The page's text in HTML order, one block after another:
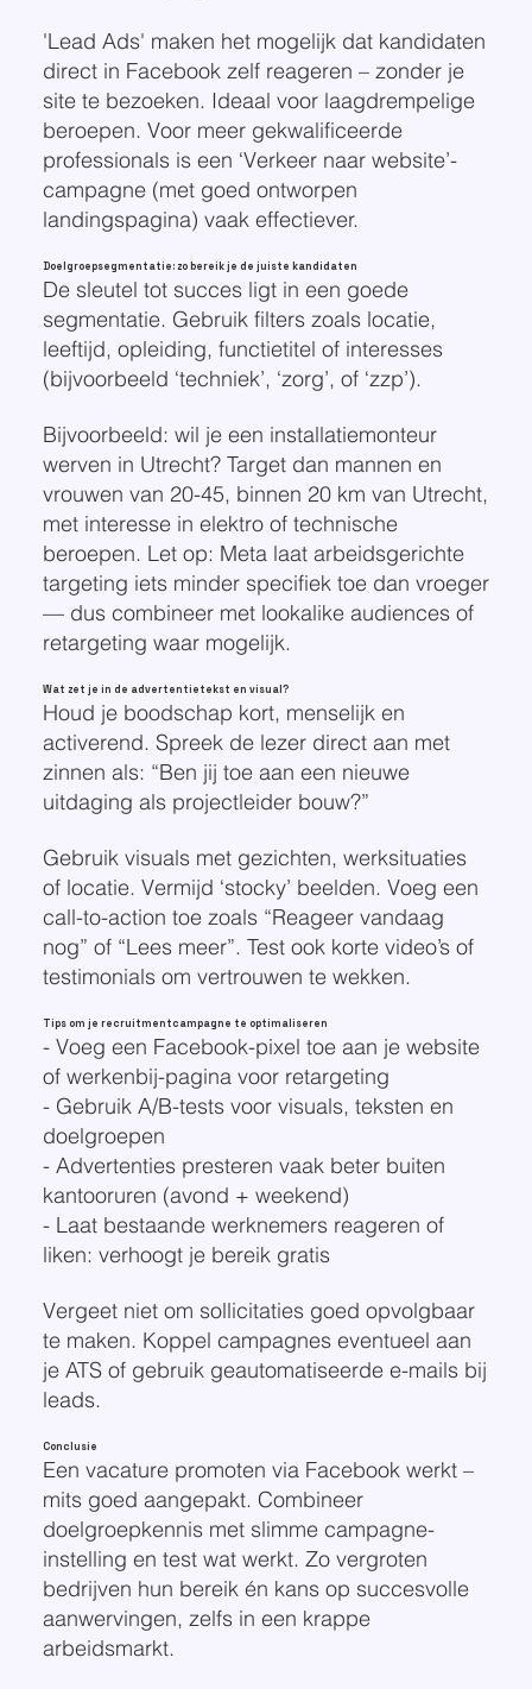
'Lead Ads' maken het mogelijk dat kandidaten
direct in Facebook zelf reageren – zonder je
site te bezoeken. Ideaal voor laagdrempelige
beroepen. Voor meer gekwalificeerde
professionals is een ‘Verkeer naar website’-
campagne (met goed ontworpen
landingspagina) vaak effectiever.
Doelgroepsegmentatie: zo bereik je de juiste kandidaten
De sleutel tot succes ligt in een goede
segmentatie. Gebruik filters zoals locatie,
leeftijd, opleiding, functietitel of interesses
(bijvoorbeeld ‘techniek’, ‘zorg’, of ‘zzp’).
Bijvoorbeeld: wil je een installatiemonteur
werven in Utrecht? Target dan mannen en
vrouwen van 20-45, binnen 20 km van Utrecht,
met interesse in elektro of technische
beroepen. Let op: Meta laat arbeidsgerichte
targeting iets minder specifiek toe dan vroeger
— dus combineer met lookalike audiences of
retargeting waar mogelijk.
Wat zet je in de advertentietekst en visual?
Houd je boodschap kort, menselijk en
activerend. Spreek de lezer direct aan met
zinnen als: “Ben jij toe aan een nieuwe
uitdaging als projectleider bouw?”
Gebruik visuals met gezichten, werksituaties
of locatie. Vermijd ‘stocky’ beelden. Voeg een
call-to-action toe zoals “Reageer vandaag
nog” of “Lees meer”. Test ook korte video’s of
testimonials om vertrouwen te wekken.
Tips om je recruitmentcampagne te optimaliseren
- Voeg een Facebook-pixel toe aan je website
of werkenbij-pagina voor retargeting
- Gebruik A/B-tests voor visuals, teksten en
doelgroepen
- Advertenties presteren vaak beter buiten
kantooruren (avond + weekend)
- Laat bestaande werknemers reageren of
liken: verhoogt je bereik gratis
Vergeet niet om sollicitaties goed opvolgbaar
te maken. Koppel campagnes eventueel aan
je ATS of gebruik geautomatiseerde e-mails bij
leads.
Conclusie
Een vacature promoten via Facebook werkt –
mits goed aangepakt. Combineer
doelgroepkennis met slimme campagne-
instelling en test wat werkt. Zo vergroten
bedrijven hun bereik én kans op succesvolle
aanwervingen, zelfs in een krappe
arbeidsmarkt.